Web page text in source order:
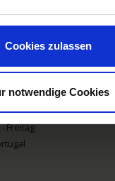
Cookies zulassen
notwendige Cookies
/ Portugal
durch malerische
Ausflug (Ausflugspaket) in
Die Wiedereinschiffung
unterhaltsamen
Freitag